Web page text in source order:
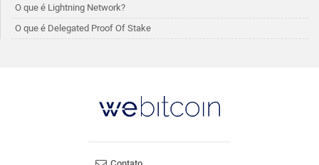
O que é Lightning Network?
O que é Delegated Proof Of Stake